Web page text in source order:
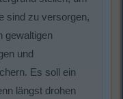
sind zu versorgen,
gewaltigen
und
Es soll ein
längst drohen